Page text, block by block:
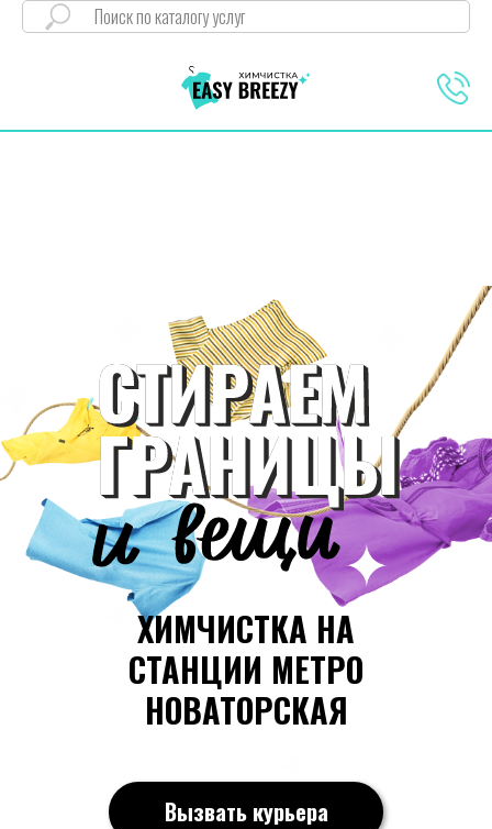
Вызвать курьера
ХИМЧИСТКА НА
СТАНЦИИ МЕТРО
НОВАТОРСКАЯ